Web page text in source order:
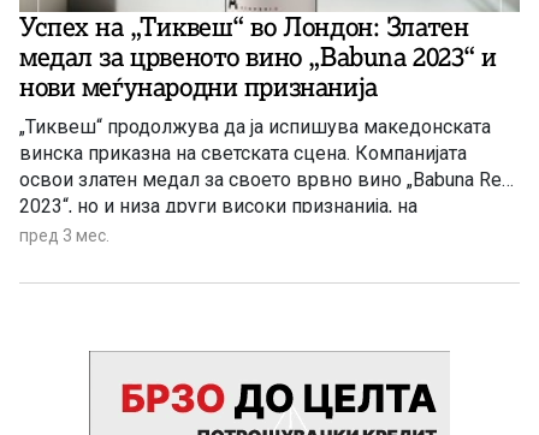
Успех на „Тиквеш“ во Лондон: Златен
медал за црвеното вино „Babuna 2023“ и
нови меѓународни признанија
„Тиквеш“ продолжува да ја испишува македонската
винска приказна на светската сцена. Компанијата
освои златен медал за своето врвно вино „Babuna Red
2023“, но и низа други високи признанија, на
годинешното издание на International Wine Challenge
најценети вински натпревари во светот.
пред 3 мес.